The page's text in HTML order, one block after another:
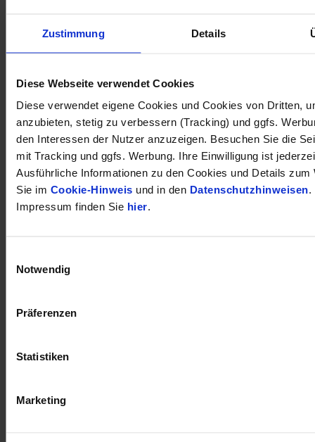
Zustimmung Details
Diese Webseite verwendet Cookies
Diese verwendet eigene Cookies und Cookies von Dritten,
anzubieten, stetig zu verbessern (Tracking) und ggfs.
den Interessen der Nutzer anzuzeigen. Besuchen Sie die
mit Tracking und ggfs. Werbung. Ihre Einwilligung ist
Ausführliche Informationen zu den Cookies und Details zum
Sie im Cookie-Hinweis und in den Datenschutzhinweisen.
Impressum finden Sie hier.
Notwendig
Präferenzen
Statistiken
Marketing